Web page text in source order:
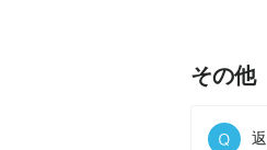
その他